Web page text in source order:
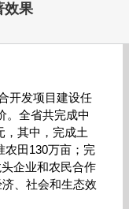
效果
开发项目建设任
。全省共完成中
，其中，完成土
农田130万亩；完
企业和农民合作
、社会和生态效